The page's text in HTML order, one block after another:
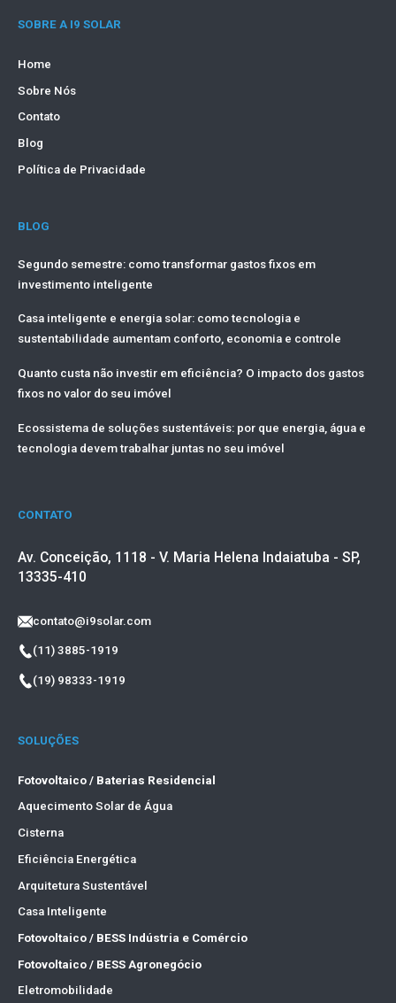
SOBRE A I9 SOLAR
Home
Sobre Nós
Contato
Blog
Política de Privacidade
BLOG
Segundo semestre: como transformar gastos fixos em
investimento inteligente
Casa inteligente e energia solar: como tecnologia e
sustentabilidade aumentam conforto, economia e controle
Quanto custa não investir em eficiência? O impacto dos gastos
fixos no valor do seu imóvel
Ecossistema de soluções sustentáveis: por que energia, água e
tecnologia devem trabalhar juntas no seu imóvel
CONTATO
Av. Conceição, 1118 - V. Maria Helena Indaiatuba - SP,
13335-410
contato@i9solar.com
(11) 3885-1919
(19) 98333-1919
SOLUÇÕES
Fotovoltaico / Baterias Residencial
Aquecimento Solar de Água
Cisterna
Eficiência Energética
Arquitetura Sustentável
Casa Inteligente
Fotovoltaico / BESS Indústria e Comércio
Fotovoltaico / BESS Agronegócio
Eletromobilidade